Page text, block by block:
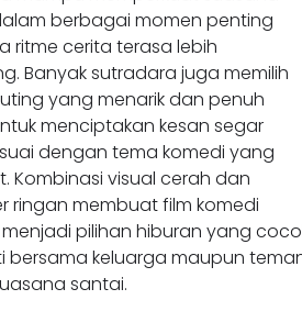
berbagai momen penting
ritme cerita terasa lebih
Banyak sutradara juga memilih
yang menarik dan penuh
menciptakan kesan segar
dengan tema komedi yang
Kombinasi visual cerah dan
ringan membuat film komedi
pilihan hiburan yang
bersama keluarga maupun
santai.